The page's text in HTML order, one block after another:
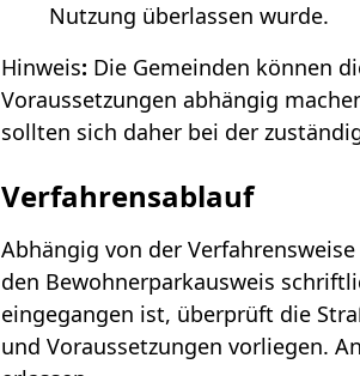
Nutzung überlassen wurde.
Hinweis: Die Gemeinden können
Voraussetzungen abhängig
sollten sich daher bei der
Verfahrensablauf
Abhängig von der
den Bewohnerparkausweis
eingegangen ist, überprüft die
und Voraussetzungen vorliegen.